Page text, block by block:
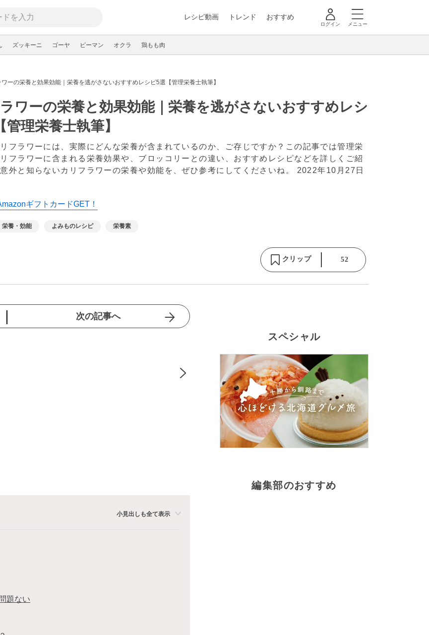
レシピ動画 トレンド おすすめ
ログイン メニュー
ズッキーニ ゴーヤ ピーマン オクラ 鶏もも肉
ワーの栄養と効果効能｜栄養を逃がさないおすすめレシピ5選【管理栄養士執筆】
ワーの栄養と効果効能｜栄養を逃がさないおすすめレシ
管理栄養士執筆】
フラワーには、実際にどんな栄養が含まれているのか、ご存じですか？この記事では管理栄
フラワーに含まれる栄養効果や、ブロッコリーとの違い、おすすめレシピなどを詳しくご紹
外と知らないカリフラワーの栄養や効能を、ぜひ参考にしてくださいね。 2022年10月27日
ギフトカードGET！
栄養・効能 よみものレシピ 栄養素
クリップ 52
次の記事へ
小見出しも全て表示
題ない
スペシャル
編集部のおすすめ